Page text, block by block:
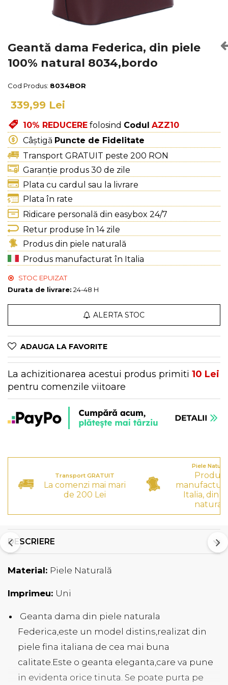
Genți Albastre
Genți Argintii
Genți Bej
Genți Bordo
Genți Cafenii
Genți Caramel
Genți Coniac
Genți Corai
Genți Crem
Genți Galbene
Genți Gri
Genți Maro
Genți Multicolore
Genți Negre
Genți Nude
Genți Portocalii
Genți Roze
Genți Roșii
Genți Taupe
Genți Verzi
Geantă dama Federica, din piele
100% natural 8034,bordo
Cod Produs: 8034BOR
339,99 Lei
10% REDUCERE folosind Codul AZZ10
Câștigă Puncte de Fidelitate
Transport GRATUIT peste 200 RON
Garanție produs 30 de zile
Plata cu cardul sau la livrare
Plata în rate
Ridicare personală din easybox 24/7
Retur produse în 14 zile
Produs din piele naturală
Produs manufacturat în Italia
STOC EPUIZAT
Durata de livrare: 24-48 H
ALERTA STOC
ADAUGA LA FAVORITE
La achizitionarea acestui produs primiti 10 Lei
pentru comenzile viitoare
Transport GRATUIT
La comenzi mai mari
de 200 Lei
Piele
Italia, din
DESCRIERE
Material: Piele Naturală
Imprimeu: Uni
Geanta dama din piele naturala
Federica,este un model distins,realizat din
piele fina italiana de cea mai buna
calitate.Este o geanta eleganta,care va pune
in evidenta orice tinuta. Se poate purta pe